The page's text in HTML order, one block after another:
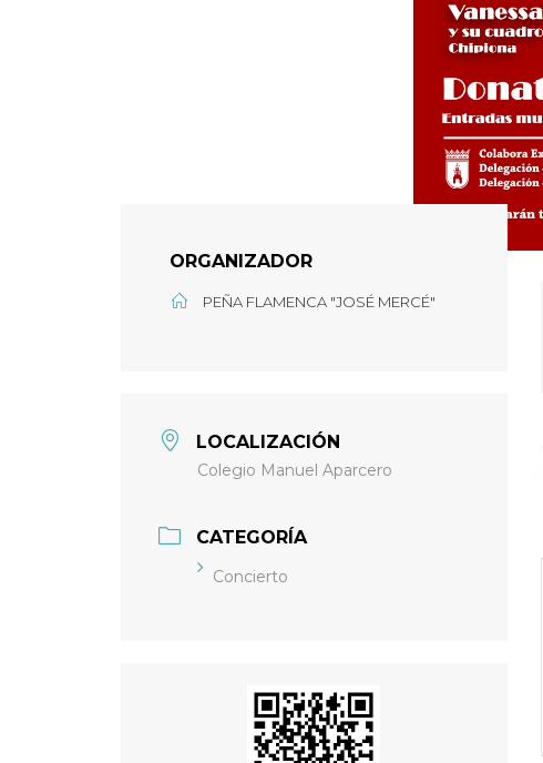
ORGANIZADOR
PEÑA FLAMENCA "JOSÉ MERCÉ"
LOCALIZACIÓN
Colegio Manuel Aparcero
CATEGORÍA
Concierto